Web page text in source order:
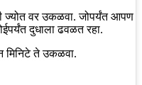
ज्योत वर उकळवा. जोपर्यंत आपण
दुधाला ढवळत रहा.
मिनिटे ते उकळवा.